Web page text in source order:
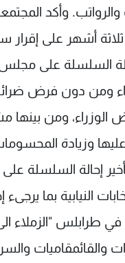
الرتب والرواتب. وأكد
إنقضاء أكثر من ثلاثة
السلسلة على
ومن دون فرض
الوزراء، ومن
وزيادة المحسومات
إحالة السلسلة
النيابية بما يرجىء
في طرابلس "الزملاء
والوزارات